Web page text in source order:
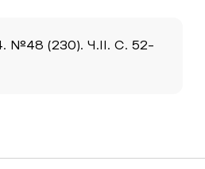
№48 (230). Ч.II. С. 52-